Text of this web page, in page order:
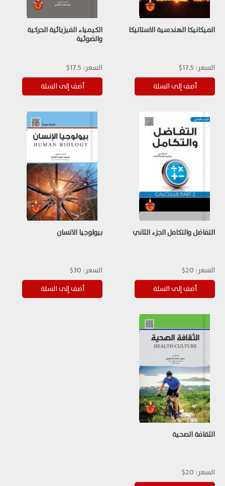
الميكانيكا الهندسية الاستاتيكا
السعر: 17.5$
الكيمياء الفيزيائية الحركية
والضوئية
السعر: 17.5$
التفاضل والتكامل الجزء الثاني
السعر: 20$
بيولوجيا الانسان
السعر: 30$
الثقافة الصحية
السعر: 20$